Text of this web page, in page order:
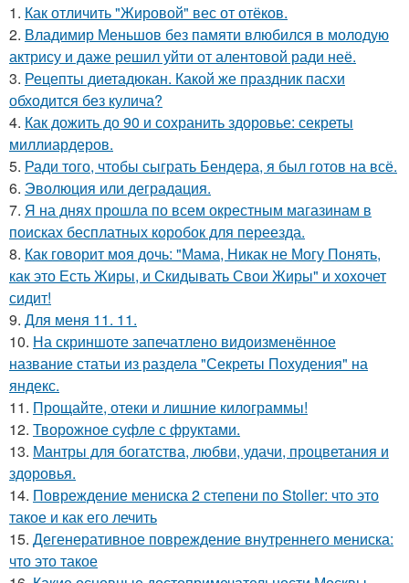
1. Как отличить "Жировой" вес от отёков.
2. Владимир Меньшов без памяти влюбился в молодую
актрису и даже решил уйти от алентовой ради неё.
3. Рецепты диетадюкан. Какой же праздник пасхи
обходится без кулича?
4. Как дожить до 90 и сохранить здоровье: секреты
миллиардеров.
5. Ради того, чтобы сыграть Бендера, я был готов на всё.
6. Эволюция или деградация.
7. Я на днях прошла по всем окрестным магазинам в
поисках бесплатных коробок для переезда.
8. Как говорит моя дочь: "Мама, Никак не Могу Понять,
как это Есть Жиры, и Скидывать Свои Жиры" и хохочет
сидит!
9. Для меня 11. 11.
10. На скриншоте запечатлено видоизменённое
название статьи из раздела "Секреты Похудения" на
яндекс.
11. Прощайте, отеки и лишние килограммы!
12. Творожное суфле с фруктами.
13. Мантры для богатства, любви, удачи, процветания и
здоровья.
14. Повреждение мениска 2 степени по Stoller: что это
такое и как его лечить
15. Дегенеративное повреждение внутреннего мениска:
что это такое